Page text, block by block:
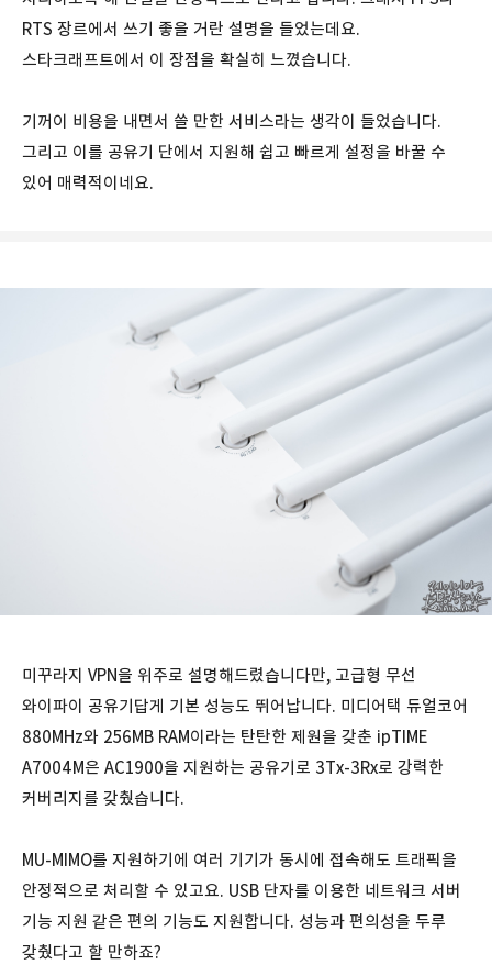
RTS 장르에서 쓰기 좋을 거란 설명을 들었는데요.
스타크래프트에서 이 장점을 확실히 느꼈습니다.
기꺼이 비용을 내면서 쓸 만한 서비스라는 생각이 들었습니다.
그리고 이를 공유기 단에서 지원해 쉽고 빠르게 설정을 바꿀 수
있어 매력적이네요.
미꾸라지 VPN을 위주로 설명해드렸습니다만, 고급형 무선
와이파이 공유기답게 기본 성능도 뛰어납니다. 미디어택 듀얼코어
880MHz와 256MB RAM이라는 탄탄한 제원을 갖춘 ipTIME
A7004M은 AC1900을 지원하는 공유기로 3Tx-3Rx로 강력한
커버리지를 갖췄습니다.
MU-MIMO를 지원하기에 여러 기기가 동시에 접속해도 트래픽을
안정적으로 처리할 수 있고요. USB 단자를 이용한 네트워크 서버
기능 지원 같은 편의 기능도 지원합니다. 성능과 편의성을 두루
갖췄다고 할 만하죠?